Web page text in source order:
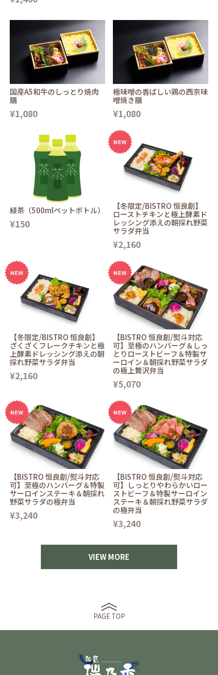
国産A5和牛のしっとり焼肉
膳
¥1,080
極味噌の香ばしい鶏の西京味
噌焼き膳
¥1,080
緑茶（500mlペットボトル）
¥150
【冬限定/BISTRO 恒良創】
ローストチキンと極上酵素ド
レッシング添えの朝採れ野菜
サラダ弁当
¥2,160
【冬限定/BISTRO 恒良創】
ざくざくフレークチキンと極
上酵素ドレッシング添えの朝
採れ野菜サラダ弁当
¥2,160
【BISTRO 恒良創/熨斗対応
可】至極のハンバーグ＆しっ
とりローストビーフ＆特製サ
ーロイン＆朝採れ野菜サラダ
の極上贅沢弁当
¥5,070
【BISTRO 恒良創/熨斗対応
可】至極のハンバーグ＆特製
サーロインステーキ＆朝採れ
野菜サラダの極弁当
¥3,240
【BISTRO 恒良創/熨斗対応
可】しっとりやわらかいロー
ストビーフ＆特製サーロイン
ステーキ＆朝採れ野菜サラダ
の極弁当
¥3,240
VIEW MORE
PAGE TOP